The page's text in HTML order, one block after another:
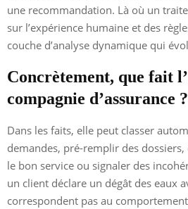
une recommandation. Là où un
sur l’expérience humaine et des
couche d’analyse dynamique qui
Concrètement, que fait
compagnie d’assurance ?
Dans les faits, elle peut classer
demandes, pré-remplir des
le bon service ou signaler des
un client déclare un dégât des eaux
correspondent pas au